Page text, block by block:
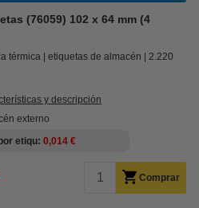
(76059) 102 x 64 mm (4
térmica etiquetas de almacén
2.220
y descripción
externo
etiqu 0,014 €
Comprar